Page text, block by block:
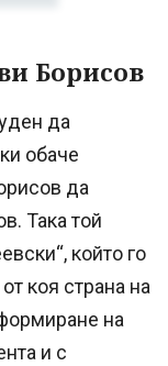
Борисов
да
обаче
да
Така той
който го
коя страна на
на
и с